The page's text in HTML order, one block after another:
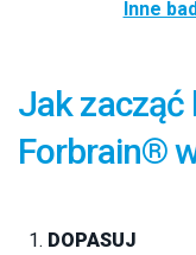
Inne
Jak zacząć
Forbrain®
DOPASUJ